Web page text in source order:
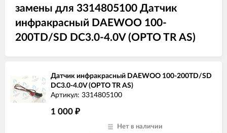
замены для 3314805100 Датчик
инфракрасный DAEWOO 100-
200TD/SD DC3.0-4.0V (OPTO TR AS)
Датчик инфракрасный DAEWOO 100-200TD/SD
DC3.0-4.0V (OPTO TR AS)
Артикул: 3314805100
1 000 ₽
Нет в наличии